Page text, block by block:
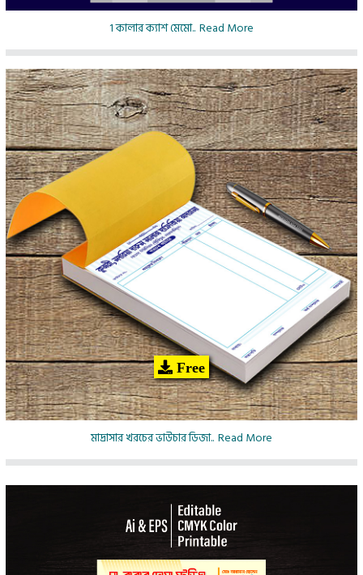
1 কালার ক্যাশ মেমো.. Read More
Free
মাদ্রাসার খরচের ভাউচার ডিজা.. Read More